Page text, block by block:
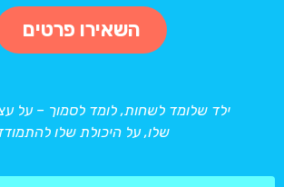
השאירו פרטים
ילד שלומד לשחות, לומד לסמוך – על
שלו, על היכולת שלו